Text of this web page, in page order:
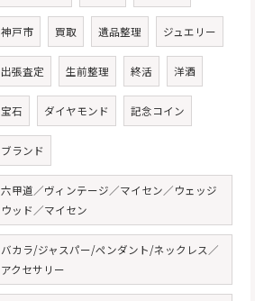
神戸市 買取 遺品整理 ジュエリー
出張査定 生前整理 終活 洋酒
宝石 ダイヤモンド 記念コイン
ブランド
六甲道／ヴィンテージ／マイセン／ウェッジ
ウッド／マイセン
バカラ/ジャスパー/ペンダント/ネックレス／
アクセサリー